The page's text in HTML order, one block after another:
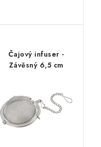
Čajový infuser -
Závěsný 6,5 cm